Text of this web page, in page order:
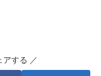
アする ／